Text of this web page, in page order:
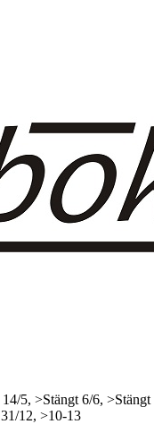
14/5, >Stängt 6/6, >Stängt
31/12, >10-13